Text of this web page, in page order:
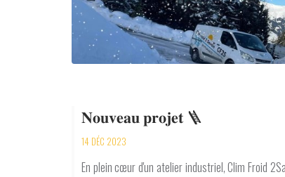
𝐍𝐨𝐮𝐯𝐞𝐚𝐮 𝐩𝐫𝐨𝐣𝐞𝐭 🪜
14 DÉC 2023
En plein cœur d'un atelier industriel, Clim Froid